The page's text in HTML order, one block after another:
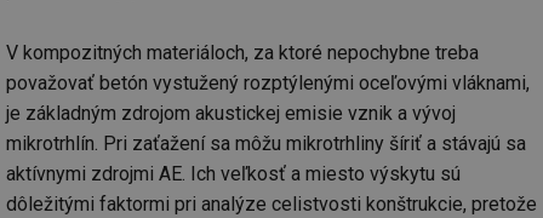
V kompozitných materiáloch, za ktoré nepochybne treba
považovať betón vystužený rozptýlenými oceľovými vláknami,
je základným zdrojom akustickej emisie vznik a vývoj
mikrotrhlín. Pri zaťažení sa môžu mikrotrhliny šíriť a stávajú sa
aktívnymi zdrojmi AE. Ich veľkosť a miesto výskytu sú
dôležitými faktormi pri analýze celistvosti konštrukcie, pretože